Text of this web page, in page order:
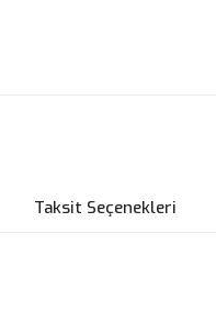
Taksit Seçenekleri